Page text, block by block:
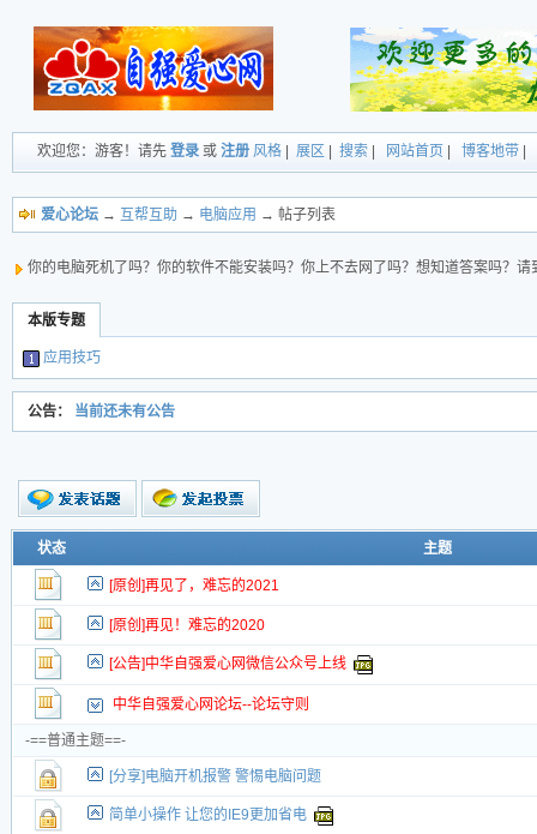
欢迎您：游客！请先 登录 或 注册 风格 展区 搜索 网站首页 博客地带
爱心论坛 → 互帮互助 → 电脑应用 → 帖子列表
你的电脑死机了吗？你的软件不能安装吗？你上不去网了吗？想知道答案吗？请
本版专题
应用技巧
公告： 当前还未有公告
新的主题
新小字报
状态 主题
[原创]再见了，难忘的2021
[原创]再见！难忘的2020
[公告]中华自强爱心网微信公众号上线
中华自强爱心网论坛--论坛守则
-==普通主题==-
[分享]电脑开机报警 警惕电脑问题
简单小操作 让您的IE9更加省电